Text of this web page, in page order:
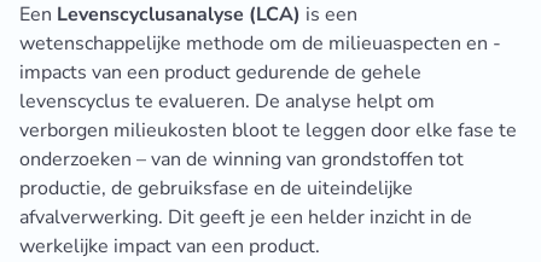
Een Levenscyclusanalyse (LCA) is een
wetenschappelijke methode om de milieuaspecten en -
impacts van een product gedurende de gehele
levenscyclus te evalueren. De analyse helpt om
verborgen milieukosten bloot te leggen door elke fase te
onderzoeken – van de winning van grondstoffen tot
productie, de gebruiksfase en de uiteindelijke
afvalverwerking. Dit geeft je een helder inzicht in de
werkelijke impact van een product.